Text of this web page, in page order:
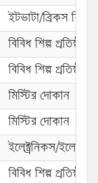
ইটভাটা/ব্রিকস ফিল্ড
বিবিধ শিল্প প্রতিষ্ঠান
বিবিধ শিল্প প্রতিষ্ঠান
মিস্টির দোকান
মিস্টির দোকান
ইলেক্ট্রনিকস/
বিবিধ শিল্প প্রতিষ্ঠান